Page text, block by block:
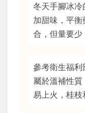
冬天手腳冰
加甜味，平
合，但量要少
參考衛生福
屬於溫補性
易上火，桂枝